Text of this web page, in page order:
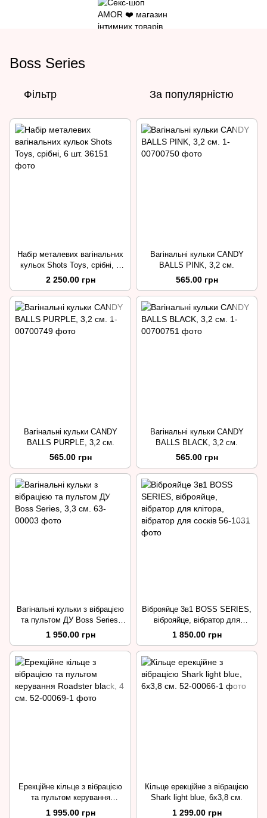
Boss Series
Фільтр За популярністю
Набір металевих вагінальних
кульок Shots Toys, срібні, 6
шт.
2 250.00 грн
Вагінальні кульки CANDY
BALLS PINK, 3,2 см.
565.00 грн
Вагінальні кульки CANDY
BALLS PURPLE, 3,2 см.
565.00 грн
Вагінальні кульки CANDY
BALLS BLACK, 3,2 см.
565.00 грн
Вагінальні кульки з вібрацією
та пультом ДУ Boss Series,
3,3 см.
1 950.00 грн
Віброяйце 3в1 BOSS SERIES,
віброяйце, вібратор для
клітора, вібратор для сосків
1 850.00 грн
Ерекційне кільце з вібрацією
та пультом керування
Roadster black, 4 см.
1 995.00 грн
Кільце ерекційне з вібрацією
Shark light blue, 6х3,8 см.
1 299.00 грн